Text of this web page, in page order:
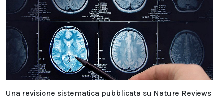
Una revisione sistematica pubblicata su Nature Reviews